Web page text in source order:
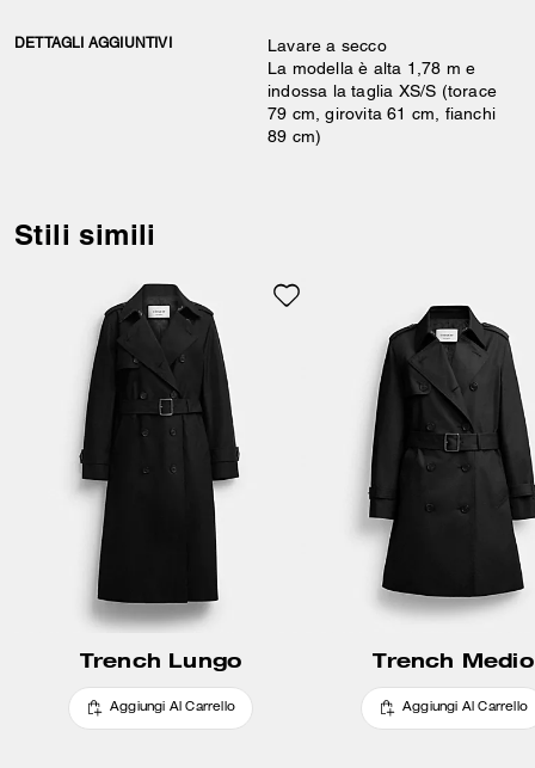
DETTAGLI AGGIUNTIVI
Lavare a secco
La modella è alta 1,78 m e
indossa la taglia XS/S (torace
79 cm, girovita 61 cm, fianchi
89 cm)
Stili simili
Trench Lungo
Aggiungi Al Carrello
Trench Medio
Aggiungi Al Carrello